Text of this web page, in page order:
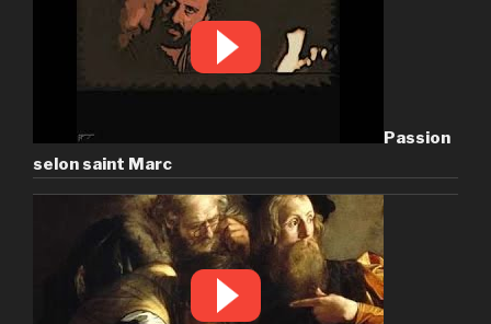
Passion
selon saint Marc